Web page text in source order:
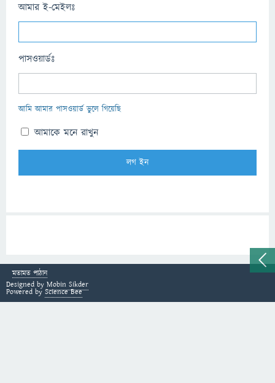
আমার ই-মেইলঃ
পাসওয়ার্ডঃ
আমি আমার পাসওয়ার্ড ভুলে গিয়েছি
আমাকে মনে রাখুন
মতামত পাঠান
Designed by Mobin Sikder
Powered by Science Bee